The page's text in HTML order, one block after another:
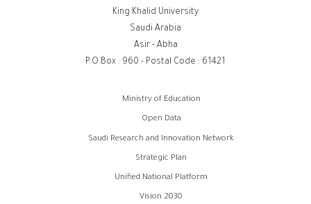
King Khalid University
Saudi Arabia
Asir - Abha
P.O.Box : 960 - Postal Code : 61421
Ministry of Education
Open Data
Saudi Research and Innovation Network
Strategic Plan
Unified National Platform
Vision 2030